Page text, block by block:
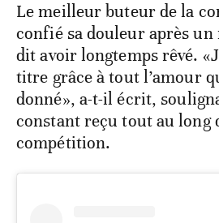
Le meilleur buteur de la
confié sa douleur après
dit avoir longtemps rêvé.
titre grâce à tout l’amour
donné», a-t-il écrit,
constant reçu tout au long
compétition.